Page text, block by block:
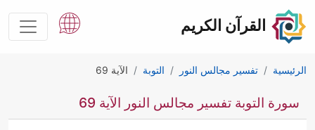
القرآن الكريم
الرئيسية تفسير مجالس النور التوبة الآية 69
سورة التوبة تفسير مجالس النور الآية 69